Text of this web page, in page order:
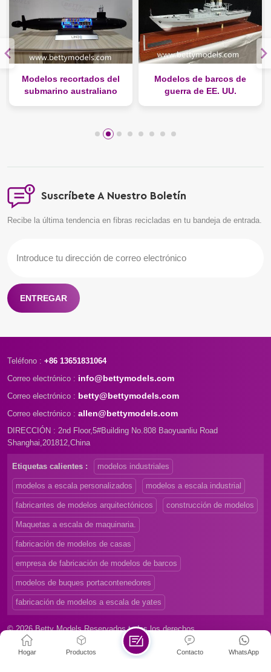
Modelos recortados del
submarino australiano
Modelos de barcos de
guerra de EE. UU.
Suscríbete A Nuestro Boletín
Recibe la última tendencia en fibras recicladas en tu bandeja de entrada.
ENTREGAR
Teléfono : +86 13651831064
Correo electrónico : info@bettymodels.com
Correo electrónico : betty@bettymodels.com
Correo electrónico : allen@bettymodels.com
DIRECCIÓN : 2nd Floor,5#Building No.808 Baoyuanliu Road
Shanghai,201812,China
Etiquetas calientes : modelos industriales
modelos a escala personalizados modelos a escala industrial
fabricantes de modelos arquitectónicos construcción de modelos
Maquetas a escala de maquinaria.
fabricación de modelos de casas
empresa de fabricación de modelos de barcos
modelos de buques portacontenedores
fabricación de modelos a escala de yates
© 2026 Betty Models Reservados todos los derechos
Mapa del sitio
Xml | Privacy Policy |
Hogar Productos WhatsApp
Contacto